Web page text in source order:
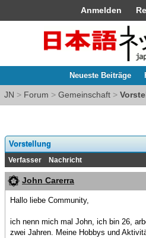
Anmelden
Neueste Beiträge
JN > Forum > Gemeinschaft >
Vorstellung
Verfasser Nachricht
John Carerra
Hallo liebe Community,
ich nenn mich mal John, ich bin 26,
zwei Jahren. Meine Hobbys und